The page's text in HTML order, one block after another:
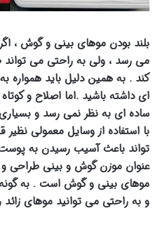
بلند بودن موهای بینی و گوش ،
می رسد ، ولی به راحتی می تواند
کند . به همین دلیل باید
ای داشته باشید .اما اصلاح و
ساده ای به نظر نمی رسد و بسیاری
با استفاده از وسایل معمولی
تواند باعث آسیب رسیدن به
عنوان موزن گوش و بینی طراحی
موهای بینی و گوش است . به
و به راحتی می توانید موهای زائد